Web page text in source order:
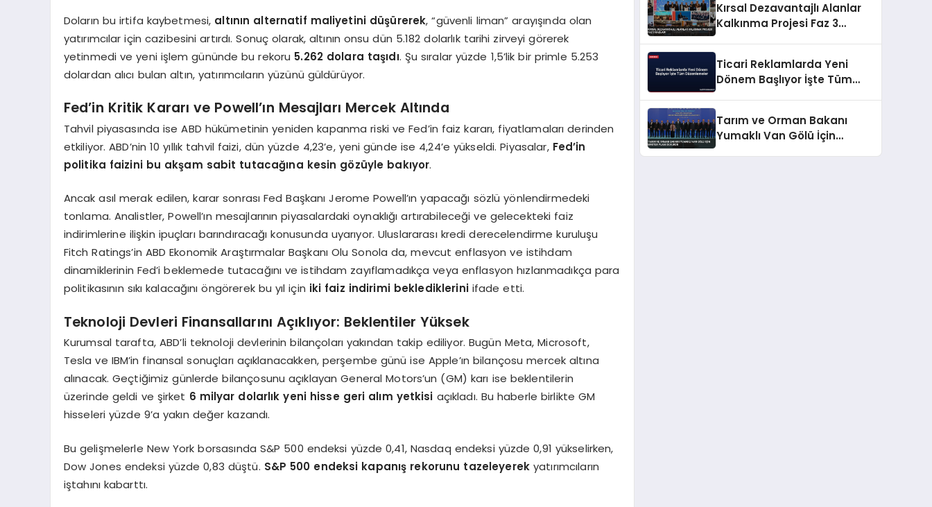
Doların bu irtifa kaybetmesi, altının alternatif maliyetini düşürerek, “güvenli liman” arayışında olan
yatırımcılar için cazibesini artırdı. Sonuç olarak, altının onsu dün 5.182 dolarlık tarihi zirveyi görerek
yetinmedi ve yeni işlem gününde bu rekoru 5.262 dolara taşıdı. Şu sıralar yüzde 1,5’lik bir primle 5.253
dolardan alıcı bulan altın, yatırımcıların yüzünü güldürüyor.
Fed’in Kritik Kararı ve Powell’ın Mesajları Mercek Altında
Tahvil piyasasında ise ABD hükümetinin yeniden kapanma riski ve Fed’in faiz kararı, fiyatlamaları derinden
etkiliyor. ABD’nin 10 yıllık tahvil faizi, dün yüzde 4,23’e, yeni günde ise 4,24’e yükseldi. Piyasalar, Fed’in
politika faizini bu akşam sabit tutacağına kesin gözüyle bakıyor.
Ancak asıl merak edilen, karar sonrası Fed Başkanı Jerome Powell’ın yapacağı sözlü yönlendirmedeki
tonlama. Analistler, Powell’ın mesajlarının piyasalardaki oynaklığı artırabileceği ve gelecekteki faiz
indirimlerine ilişkin ipuçları barındıracağı konusunda uyarıyor. Uluslararası kredi derecelendirme kuruluşu
Fitch Ratings’in ABD Ekonomik Araştırmalar Başkanı Olu Sonola da, mevcut enflasyon ve istihdam
dinamiklerinin Fed’i beklemede tutacağını ve istihdam zayıflamadıkça veya enflasyon hızlanmadıkça para
politikasının sıkı kalacağını öngörerek bu yıl için iki faiz indirimi bekledikleriniifade etti.
Teknoloji Devleri Finansallarını Açıklıyor: Beklentiler Yüksek
Kurumsal tarafta, ABD’li teknoloji devlerinin bilançoları yakından takip ediliyor. Bugün Meta, Microsoft,
Tesla ve IBM’in finansal sonuçları açıklanacakken, perşembe günü ise Apple’ın bilançosu mercek altına
alınacak. Geçtiğimiz günlerde bilançosunu açıklayan General Motors’un (GM) karı ise beklentilerin
üzerinde geldi ve şirket 6 milyar dolarlık yeni hisse geri alım yetkisi açıkladı. Bu haberle birlikte GM
hisseleri yüzde 9’a yakın değer kazandı.
Bu gelişmelerle New York borsasında S&P 500 endeksi yüzde 0,41, Nasdaq endeksi yüzde 0,91 yükselirken,
Dow Jones endeksi yüzde 0,83 düştü. S&P 500 endeksi kapanış rekorunu tazeleyerek yatırımcıların
iştahını kabarttı.
Kırsal Dezavantajlı Alanlar
Kalkınma Projesi Faz 3
Ticari Reklamlarda Yeni
Dönem Başlıyor İşte Tüm
Tarım ve Orman Bakanı
Yumaklı Van Gölü İçin